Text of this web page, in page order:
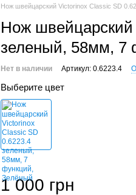
Нож швейцарский Victorinox Classic SD
Нож швейцарский
зеленый, 58мм, 7
Нет в наличии Артикул: 0.6223.4
Выберите цвет
1 000 грн